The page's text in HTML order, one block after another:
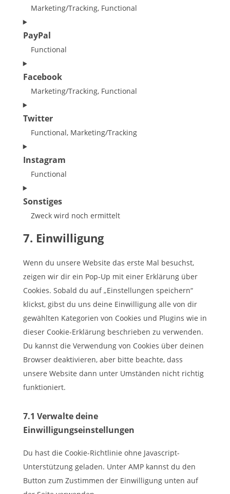
service
vimeo
Marketing/Tracking, Functional
Consent
to
service
youtube
PayPal
Functional
Consent
to
service
paypal
Facebook
Marketing/Tracking, Functional
Consent
to
service
facebook
Twitter
Functional, Marketing/Tracking
Consent
to
service
twitter
Instagram
Functional
Consent
to
service
Sonstiges
Zweck wird noch ermittelt
to
7. Einwilligung
Wenn du unsere Website das erste Mal besuchst,
zeigen wir dir ein Pop-Up mit einer Erklärung über
Cookies. Sobald du auf „Einstellungen speichern“
klickst, gibst du uns deine Einwilligung alle von dir
gewählten Kategorien von Cookies und Plugins wie in
dieser Cookie-Erklärung beschrieben zu verwenden.
Du kannst die Verwendung von Cookies über deinen
Browser deaktivieren, aber bitte beachte, dass
unsere Website dann unter Umständen nicht richtig
funktioniert.
7.1 Verwalte deine
Einwilligungseinstellungen
Du hast die Cookie-Richtlinie ohne Javascript-
Unterstützung geladen. Unter AMP kannst du den
Button zum Zustimmen der Einwilligung unten auf